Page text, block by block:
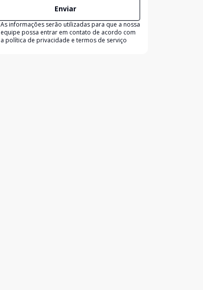
Enviar
As informações serão utilizadas para que a nossa
equipe possa entrar em contato de acordo com
a política de privacidade e termos de serviço